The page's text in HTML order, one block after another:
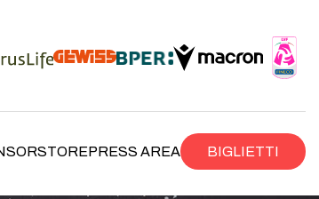
STOREPRESS AREA BIGLIETTI